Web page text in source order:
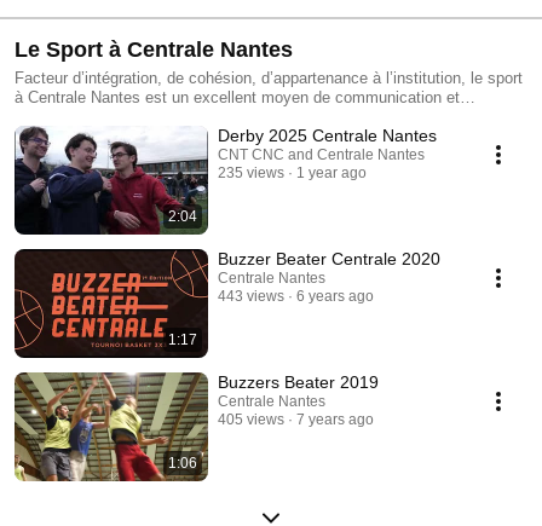
Le Sport à Centrale Nantes
Facteur d’intégration, de cohésion, d’appartenance à l’institution, le sport
à Centrale Nantes est un excellent moyen de communication et
proposés à Centrale Nantes. 750 élèves inscrits à l'Association Sportive
450 élèves participent chaque semaine à des compétitions sportives
Vainqueur des Intercentrales de 2013 à 2017, en 2019 et en 2023
Vainqueur du Challenge Lyon de 2014 à 2018 + d'informations :
https://alpha-centralenantes.ec-nantes.fr/version-francaise/vie-sportive
2:04
Derby 2025 Centrale Nantes
CNT CNC and Centrale Nantes
235 views
1 year ago
1:17
Buzzer Beater Centrale 2020
Centrale Nantes
443 views
6 years ago
1:06
Buzzers Beater 2019
Centrale Nantes
405 views
7 years ago